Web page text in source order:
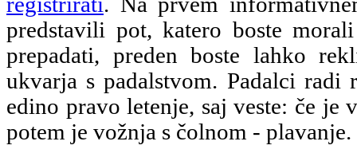
predstavili pot, katero boste
prepadati, preden boste lahko
ukvarja s padalstvom. Padalci radi
edino pravo letenje, saj veste: če je
potem je vožnja s čolnom - plavanje.